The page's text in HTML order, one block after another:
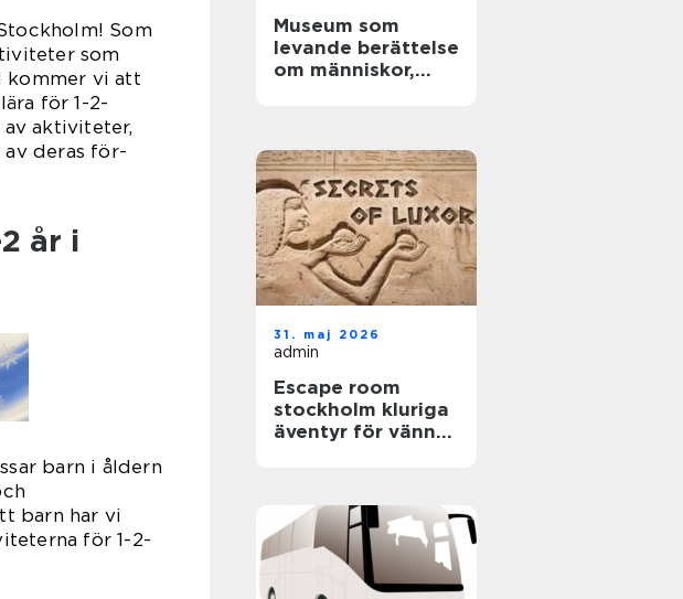
Som
som
kommer vi att
för 1-2-
aktiviteter,
deras för-
år i
barn i åldern
barn har vi
för 1-2-
Museum som
levande berättelse
om människor,
31. maj 2026
admin
Escape room
stockholm kluriga
äventyr för vänner,